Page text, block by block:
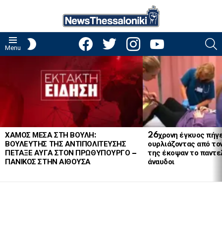
Menu
facebooktwitter instagramyoutube
ΧΑΜΟΣ ΜΕΣΑ ΣΤΗ ΒΟΥΛΗ:
ΒΟΥΛΕΥΤΗΣ ΤΗΣ ΑΝΤΙΠΟΛΙΤΕΥΣΗΣ
ΠΕΤΑΞΕ ΑΥΓΑ ΣΤΟΝ ΠΡΩΘΥΠΟΥΡΓΟ –
ΠΑΝΙΚΟΣ ΣΤΗΝ ΑΙΘΟΥΣΑ
26χρονη έγκυος
ουρλιάζοντας από
της έκοψαν το
άναυδοι